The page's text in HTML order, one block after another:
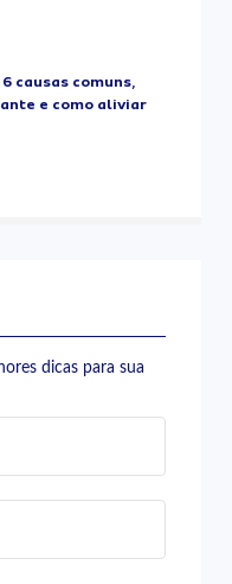
causas comuns,
e como aliviar
dicas para sua